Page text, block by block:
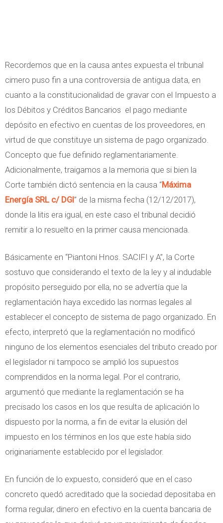
Recordemos que en la causa antes expuesta el tribunal
cimero puso fin a una controversia de antigua data, en
cuanto a la constitucionalidad de gravar con el Impuesto a
los Débitos y Créditos Bancarios el pago mediante
depósito en efectivo en cuentas de los proveedores, en
virtud de que constituye un sistema de pago organizado.
Concepto que fue definido reglamentariamente.
Adicionalmente, traigamos a la memoria que si bien la
Corte también dictó sentencia en la causa “Máxima
Energía SRL c/ DGI” de la misma fecha (12/12/2017),
donde la litis era igual, en este caso el tribunal decidió
remitir a lo resuelto en la primer causa mencionada.
Básicamente en “Piantoni Hnos. SACIFI y A”, la Corte
sostuvo que considerando el texto de la ley y al indudable
propósito perseguido por ella, no se advertía que la
reglamentación haya excedido las normas legales al
establecer el concepto de sistema de pago organizado. En
efecto, interpretó que la reglamentación no modificó
ninguno de los elementos esenciales del tributo creado por
el legislador ni tampoco se amplió los supuestos
comprendidos en la norma legal. Por el contrario,
argumentó que mediante la reglamentación se ha
precisado los casos en los que resulta de aplicación lo
dispuesto por la norma, a fin de evitar la elusión del
impuesto en los términos en los que este había sido
originariamente establecido por el legislador.
En función de lo expuesto, consideró que en el caso
concreto quedó acreditado que la sociedad depositaba en
forma regular, dinero en efectivo en la cuenta bancaria de